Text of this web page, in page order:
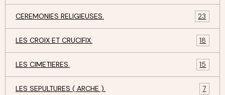
CEREMONIES RELIGIEUSES. 23
LES CROIX ET CRUCIFIX. 18
LES CIMETIERES. 15
LES SEPULTURES ( ARCHE ). 7